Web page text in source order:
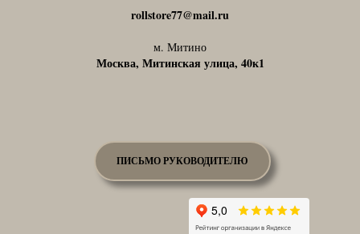
rollstore77@mail.ru
м. Митино
Москва, Митинская улица, 40к1
ПИСЬМО РУКОВОДИТЕЛЮ